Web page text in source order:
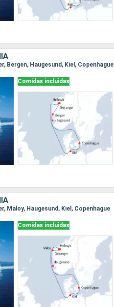
Bergen, Haugesund, Kiel, Copenhague
Comidas incluidas
Maloy, Haugesund, Kiel, Copenhague
Comidas incluidas